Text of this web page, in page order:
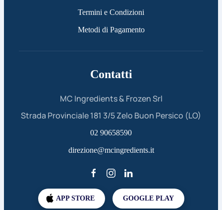
Termini e Condizioni
Metodi di Pagamento
Contatti
MC Ingredients & Frozen Srl
Strada Provinciale 181 3/5 Zelo Buon Persico (LO)
02 90658590
direzione@mcingredients.it
APP STORE GOOGLE PLAY